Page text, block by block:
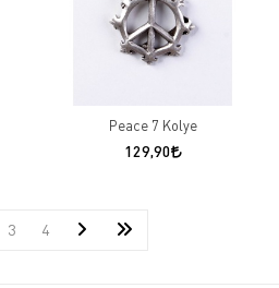
Peace 7 Kolye
129,90
3 4